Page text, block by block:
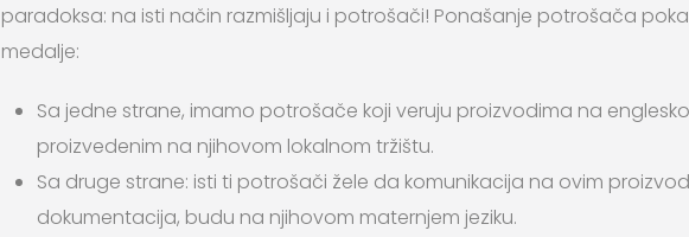
paradoksa: na isti način razmišljaju i potrošači! Ponašanje potrošača
medalje:
Sa jedne strane, imamo potrošače koji veruju proizvodima na
proizvedenim na njihovom lokalnom tržištu.
Sa druge strane: isti ti potrošači žele da komunikacija na ovim
dokumentacija, budu na njihovom maternjem jeziku.